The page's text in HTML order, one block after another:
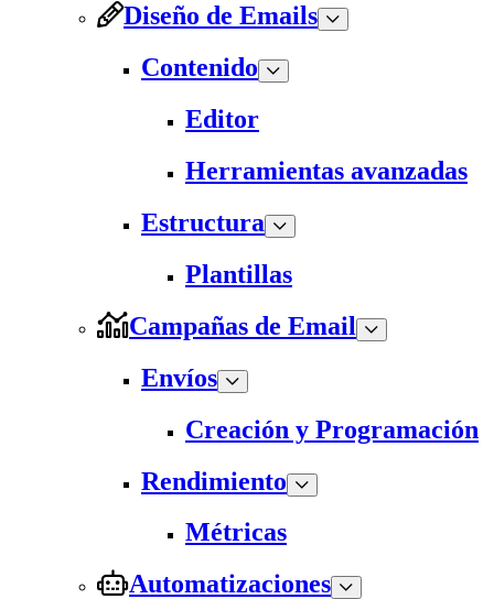
Diseño de Emails
Contenido
Editor
Herramientas avanzadas
Estructura
Plantillas
Campañas de Email
Envíos
Creación y Programación
Rendimiento
Métricas
Automatizaciones